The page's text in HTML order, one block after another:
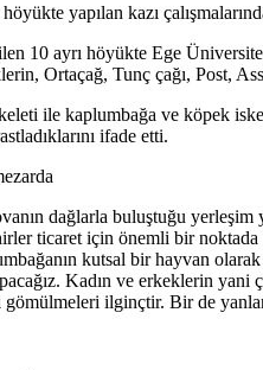
yapılan kazı
10 ayrı höyükte Ege
Ortaçağ, Tunç çağı, Post,
ile kaplumbağa ve köpek
ifade etti.
dağlarla buluştuğu
ticaret için önemli bir
kutsal bir hayvan
Kadın ve erkeklerin
gömülmeleri ilginçtir. Bir de